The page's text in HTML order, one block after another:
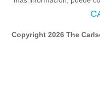
Copyright 2026 The